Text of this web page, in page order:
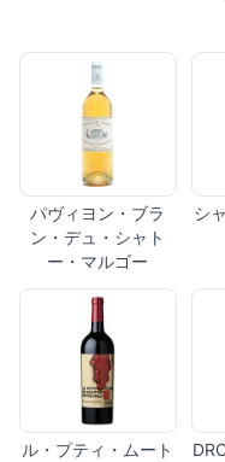
パヴィヨン・ブラ
ン・デュ・シャト
ー・マルゴー
シ
ル・プティ・ムート